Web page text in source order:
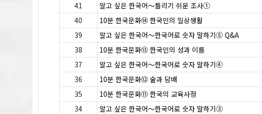
41
알고 싶은 한국어〜틀리기 쉬운 조사①
40
10분 한국문화⑭ 한국인의 일상생활
39
알고 싶은 한국어〜한국어로 숫자 말하기⑤ Q&A
38
10분 한국문화⑬ 한국인의 성과 이름
37
알고 싶은 한국어〜한국어로 숫자 말하기④
36
10분 한국문화⑫ 술과 담배
35
10분 한국문화⑪ 한국의 교육사정
34
알고 싶은 한국어〜한국어로 숫자 말하기③